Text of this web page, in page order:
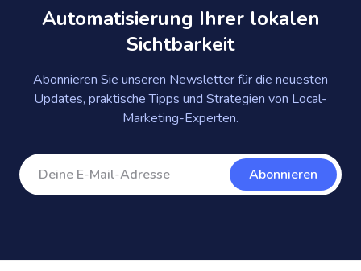
Automatisierung Ihrer lokalen
Sichtbarkeit
Abonnieren Sie unseren Newsletter für die neuesten
Updates, praktische Tipps und Strategien von Local-
Marketing-Experten.
Abonnieren